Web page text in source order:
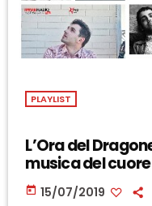
PLAYLIST
L’Ora del
musica del
today 15/07/2019